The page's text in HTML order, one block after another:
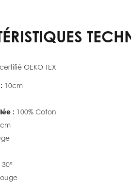
OEKO TEX
10cm
: 100% Coton